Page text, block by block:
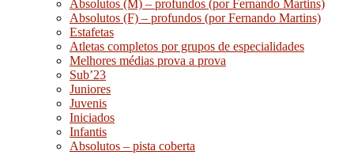
Absolutos (M) – profundos (por Fernando Martins)
Absolutos (F) – profundos (por Fernando Martins)
Estafetas
Atletas completos por grupos de especialidades
Melhores médias prova a prova
Sub’23
Juniores
Juvenis
Iniciados
Infantis
Absolutos – pista coberta